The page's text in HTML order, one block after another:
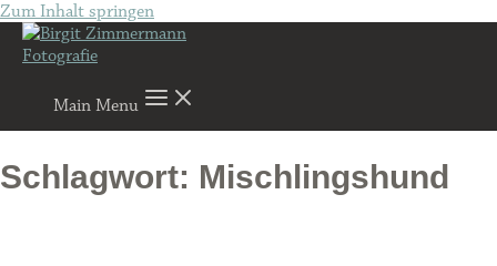
Zum Inhalt springen
Main Menu
Schlagwort: Mischlingshund